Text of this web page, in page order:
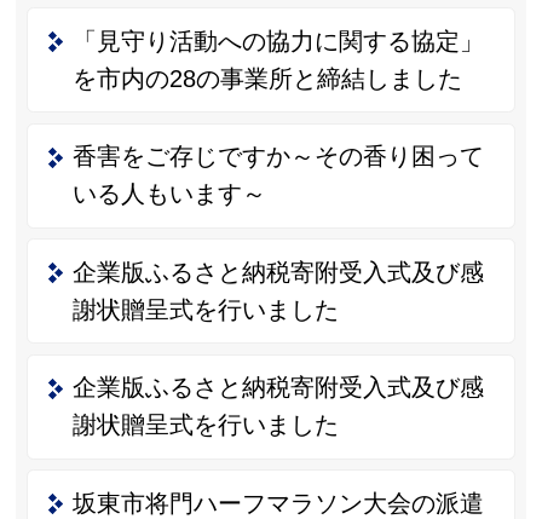
「見守り活動への協力に関する協定」
を市内の28の事業所と締結しました
香害をご存じですか～その香り困って
いる人もいます～
企業版ふるさと納税寄附受入式及び感
謝状贈呈式を行いました
企業版ふるさと納税寄附受入式及び感
謝状贈呈式を行いました
坂東市将門ハーフマラソン大会の派遣